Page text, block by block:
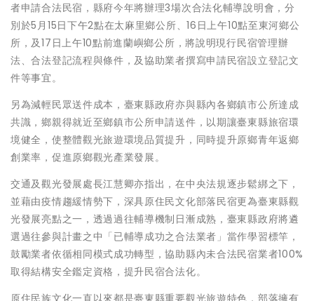
者申請合法民宿，縣府今年將辦理3場次合法化輔導說明會，分
別於5月15日下午2點在太麻里鄉公所、16日上午10點至東河鄉公
所，及17日上午10點前進蘭嶼鄉公所，將說明現行民宿管理辦
法、合法登記流程與條件，及協助業者撰寫申請民宿設立登記文
件等事宜。
另為減輕民眾送件成本，臺東縣政府亦與縣內各鄉鎮市公所達成
共識，鄉親得就近至鄉鎮市公所申請送件，以期讓臺東縣旅宿環
境健全，使整體觀光旅遊環境品質提升，同時提升原鄉青年返鄉
創業率，促進原鄉觀光產業發展。
交通及觀光發展處長江慧卿亦指出，在中央法規逐步鬆綁之下，
並藉由疫情趨緩情勢下，深具原住民文化部落民宿更為臺東縣觀
光發展亮點之一，透過過往輔導機制日漸成熟，臺東縣政府將遴
選過往參與計畫之中「已輔導成功之合法業者」當作學習標竿，
鼓勵業者依循相同模式成功轉型，協助縣內未合法民宿業者100%
取得結構安全鑑定資格，提升民宿合法化。